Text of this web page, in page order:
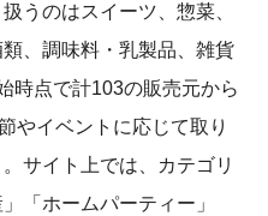
うのはスイーツ、惣菜、
、調味料・乳製品、雑貨
時点で計103の販売元から
やイベントに応じて取り
サイト上では、カテゴリ
「ホームパーティー」